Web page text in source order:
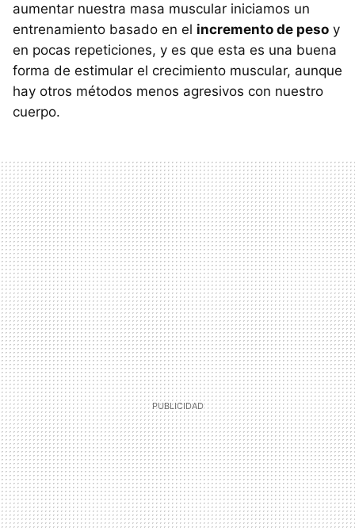
aumentar nuestra masa muscular iniciamos un
entrenamiento basado en el incremento de peso y
en pocas repeticiones, y es que esta es una buena
forma de estimular el crecimiento muscular, aunque
hay otros métodos menos agresivos con nuestro
cuerpo.